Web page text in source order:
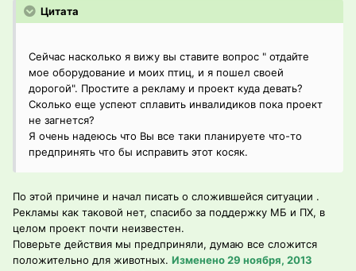
Цитата
Сейчас насколько я вижу вы ставите вопрос " отдайте
мое оборудование и моих птиц, и я пошел своей
дорогой". Простите а рекламу и проект куда девать?
Сколько еще успеют сплавить инвалидиков пока проект
не загнется?
Я очень надеюсь что Вы все таки планируете что-то
предпринять что бы исправить этот косяк.
По этой причине и начал писать о сложившейся ситуации .
Рекламы как таковой нет, спасибо за поддержку МБ и ПХ, в
целом проект почти неизвестен.
Поверьте действия мы предприняли, думаю все сложится
положительно для животных. Изменено29 ноября, 2013